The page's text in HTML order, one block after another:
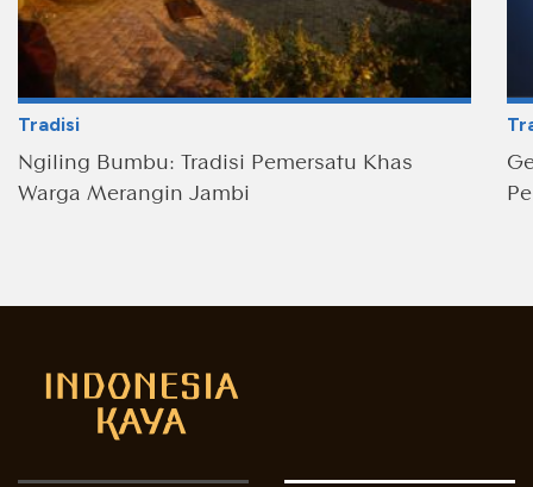
Tradisi
Ngiling Bumbu: Tradisi Pemersatu Khas
Warga Merangin Jambi